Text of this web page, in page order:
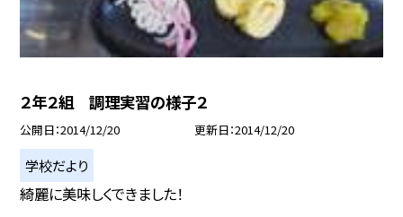
２年２組 調理実習の様子２
公開日 2014/12/20 更新日 2014/12/20
学校だより
綺麗に美味しくできました！